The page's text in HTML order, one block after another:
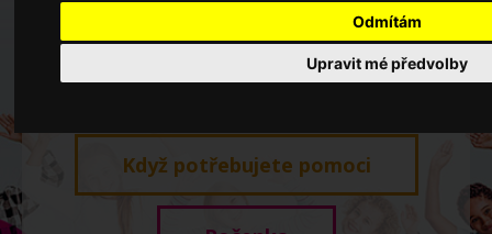
Odmítám
Upravit mé předvolby
Když potřebujete pomoci